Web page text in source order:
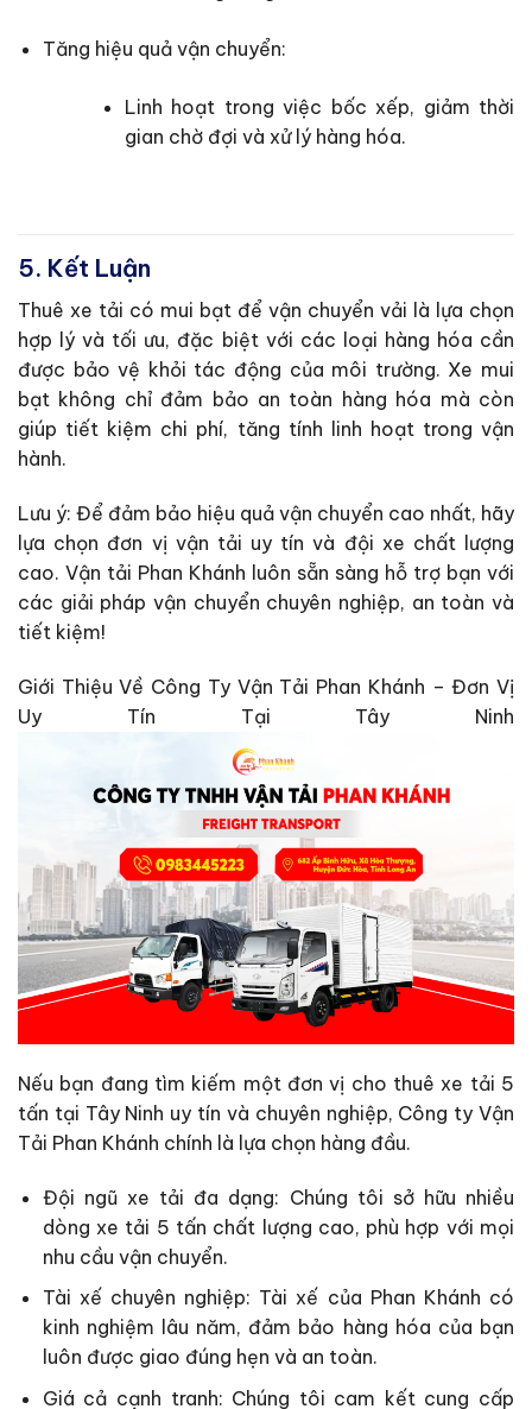
Tăng hiệu quả vận chuyển:
Linh hoạt trong việc bốc xếp, giảm thời
gian chờ đợi và xử lý hàng hóa.
5. Kết Luận
Thuê xe tải có mui bạt để vận chuyển vải là lựa chọn
hợp lý và tối ưu, đặc biệt với các loại hàng hóa cần
được bảo vệ khỏi tác động của môi trường. Xe mui
bạt không chỉ đảm bảo an toàn hàng hóa mà còn
giúp tiết kiệm chi phí, tăng tính linh hoạt trong vận
hành.
Lưu ý: Để đảm bảo hiệu quả vận chuyển cao nhất, hãy
lựa chọn đơn vị vận tải uy tín và đội xe chất lượng
cao. Vận tải Phan Khánh luôn sẵn sàng hỗ trợ bạn với
các giải pháp vận chuyển chuyên nghiệp, an toàn và
tiết kiệm!
Giới Thiệu Về Công Ty Vận Tải Phan Khánh – Đơn Vị
Uy Tín Tại Tây Ninh
Nếu bạn đang tìm kiếm một đơn vị cho thuê xe tải 5
tấn tại Tây Ninh uy tín và chuyên nghiệp, Công ty Vận
Tải Phan Khánh chính là lựa chọn hàng đầu.
Đội ngũ xe tải đa dạng: Chúng tôi sở hữu nhiều
dòng xe tải 5 tấn chất lượng cao, phù hợp với mọi
nhu cầu vận chuyển.
Tài xế chuyên nghiệp: Tài xế của Phan Khánh có
kinh nghiệm lâu năm, đảm bảo hàng hóa của bạn
luôn được giao đúng hẹn và an toàn.
Giá cả cạnh tranh: Chúng tôi cam kết cung cấp